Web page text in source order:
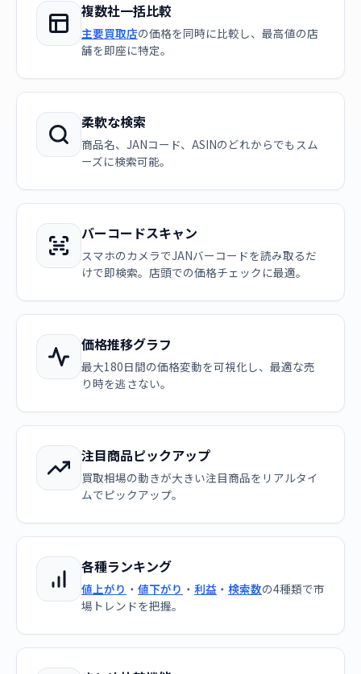
複数社一括比較
主要買取店の価格を同時に比較し、最高値の店
舗を即座に特定。
柔軟な検索
商品名、JANコード、ASINのどれからでもスム
ーズに検索可能。
バーコードスキャン
スマホのカメラでJANバーコードを読み取るだ
けで即検索。店頭での価格チェックに最適。
価格推移グラフ
最大180日間の価格変動を可視化し、最適な売
り時を逃さない。
注目商品ピックアップ
買取相場の動きが大きい注目商品をリアルタイ
ムでピックアップ。
各種ランキング
値上がり ・ 値下がり ・ 利益 ・ 検索数の4種類で市
場トレンドを把握。